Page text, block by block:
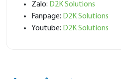
Zalo: D2K Solutions
Fanpage: D2K Solutions
Youtube: D2K Solutions